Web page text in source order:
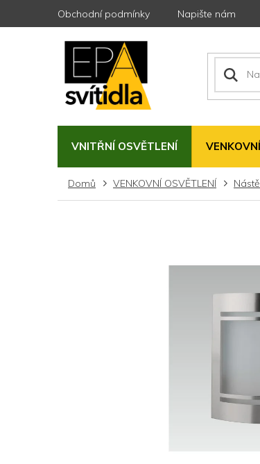
Obchodní podmínky Napište nám
VNITŘNÍ OSVĚTLENÍ
Domů VENKOVNÍ OSVĚTLENÍ